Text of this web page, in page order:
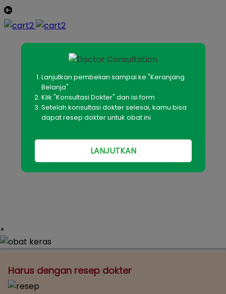
Lanjutkan pembelian sampai ke "Keranjang
Belanja"
Klik "Konsultasi Dokter" dan isi form
Setelah konsultasi dokter selesai, kamu bisa
dapat resep dokter untuk obat ini
LANJUTKAN
×
Harus dengan resep dokter